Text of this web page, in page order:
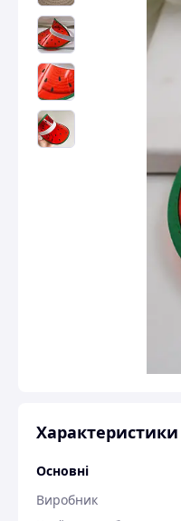
Основні
Виробник